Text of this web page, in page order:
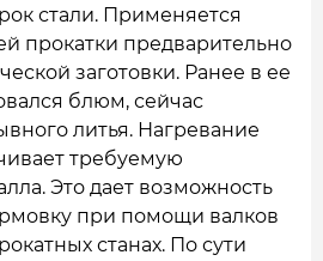
стали. Применяется
прокатки предварительно
заготовки. Ранее в ее
блюм, сейчас
литья. Нагревание
требуемую
Это дает возможность
при помощи валков
станах. По сути